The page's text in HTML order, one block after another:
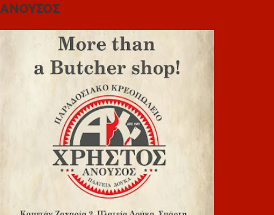
ΑΝΟΥΣΟΣ